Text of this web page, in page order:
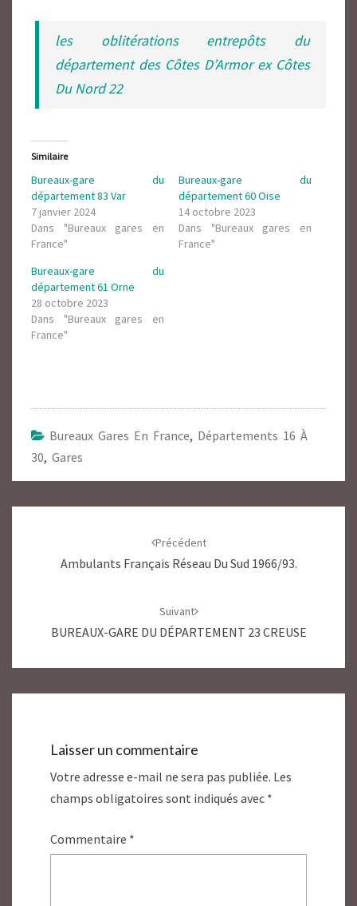
les oblitérations entrepôts du
département des Côtes D’Armor ex Côtes
Du Nord 22
Similaire
Bureaux-gare du
département 83 Var
7 janvier 2024
Dans "Bureaux gares en
France"
Bureaux-gare du
département 60 Oise
14 octobre 2023
Dans "Bureaux gares en
France"
Bureaux-gare du
département 61 Orne
28 octobre 2023
Dans "Bureaux gares en
France"
Bureaux Gares En France, Départements 16 À
30, Gares
Précédent
Ambulants Français Réseau Du Sud 1966/93.
Suivant
BUREAUX-GARE DU DÉPARTEMENT 23 CREUSE
Laisser un commentaire
Votre adresse e-mail ne sera pas publiée. Les
champs obligatoires sont indiqués avec *
Commentaire *